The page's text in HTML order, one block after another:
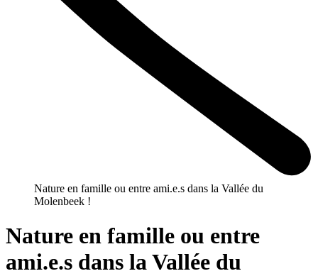
Nature en famille ou entre ami.e.s dans la Vallée du
Molenbeek !
Nature en famille ou entre
ami.e.s dans la Vallée du